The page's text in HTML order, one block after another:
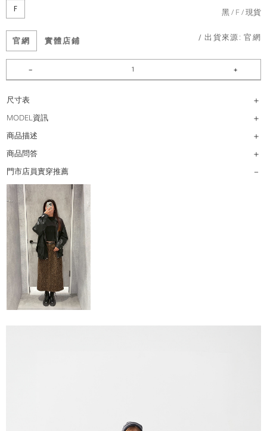
F 黑 F 現貨
官網 實體店鋪 / 出貨來源:官網
尺寸表
MODEL資訊
商品描述
商品問答
門市店員實穿推薦